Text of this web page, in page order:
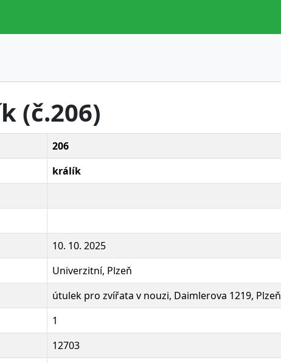
(č.206)
206
králík
10. 10. 2025
Univerzitní, Plzeň
útulek pro zvířata v nouzi, Daimlerova 1219, Plzeň
1
12703